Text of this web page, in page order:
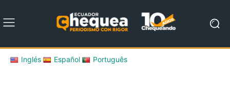
Inglés Español Português